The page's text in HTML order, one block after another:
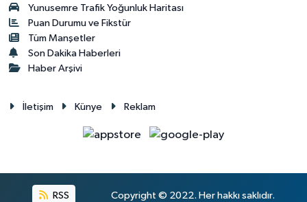
Yunusemre Trafik Yoğunluk Haritası
Puan Durumu ve Fikstür
Tüm Manşetler
Son Dakika Haberleri
Haber Arşivi
İletişim Künye Reklam
RSS Copyright © 2022. Her hakkı saklıdır.